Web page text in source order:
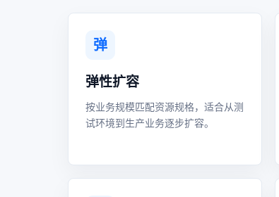
弹
弹性扩容
按业务规模匹配资源规格，适合从测
试环境到生产业务逐步扩容。